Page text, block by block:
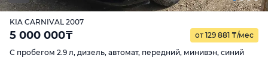
KIA CARNIVAL 2007
5 000 000₸ от 129 881 ₸/мес
С пробегом 2.9 л, дизель, автомат, передний, минивэн, синий